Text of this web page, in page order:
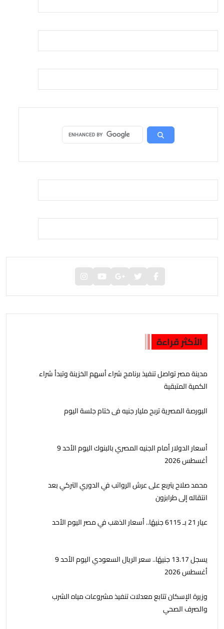
الأكثر قراءة
مدينة مصر تواصل تنفيذ برنامج شراء أسهم الخزينة وتبدأ شراء
الكمية المتبقية
البورصة المصرية تربح مليار جنيه فى ختام جلسة اليوم
أسعار الدولار أمام الجنيه المصري بالبنوك اليوم الأحد 9
أغسطس 2026
محمد صلاح يتربع على عرش الرواتب في الدوري التركي بعد
انتقاله إلى طرابزون
عيار 21 بـ 6115 جنيهًا.. أسعار الذهب في مصر اليوم الأحد
يسجل 13.17 جنيهًا.. سعر الريال السعودي اليوم الأحد 9
أغسطس 2026
وزيرة الإسكان تتابع معدلات تنفيذ مشروعات مياه الشرب
والصرف الصحي